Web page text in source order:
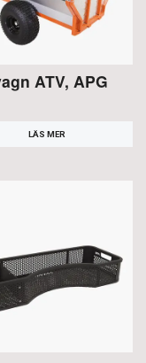
ATV, APG
LÄS MER